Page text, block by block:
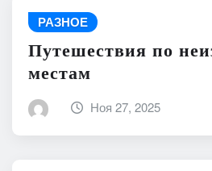
РАЗНОЕ
Путешествия по
местам
Ноя 27, 2025